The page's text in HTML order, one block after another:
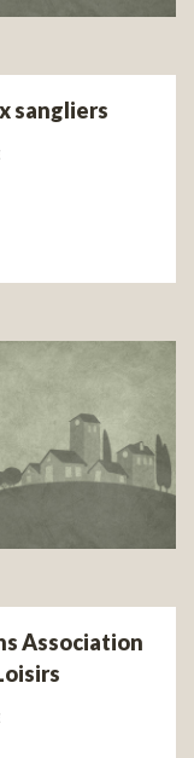
sangliers
Association